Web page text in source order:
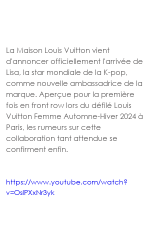
La Maison Louis Vuitton vient
d'annoncer officiellement l'arrivée de
Lisa, la star mondiale de la K-pop,
comme nouvelle ambassadrice de la
marque. Aperçue pour la première
fois en front row lors du défilé Louis
Vuitton Femme Automne-Hiver 2024 à
Paris, les rumeurs sur cette
collaboration tant attendue se
confirment enfin.
https://www.youtube.com/watch?
v=OslPXxNr3yk